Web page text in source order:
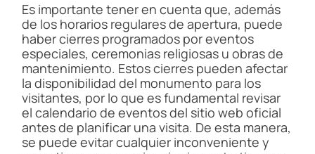
Es importante tener en cuenta que, además
de los horarios regulares de apertura, puede
haber cierres programados por eventos
especiales, ceremonias religiosas u obras de
mantenimiento. Estos cierres pueden afectar
la disponibilidad del monumento para los
visitantes, por lo que es fundamental revisar
el calendario de eventos del sitio web oficial
antes de planificar una visita. De esta manera,
se puede evitar cualquier inconveniente y